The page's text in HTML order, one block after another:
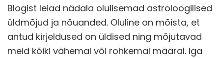
Blogist leiad nädala olulisemad astroloogilised
üldmõjud ja nõuanded. Oluline on mõista, et
antud kirjeldused on üldised ning mõjutavad
meid kõiki vähemal või rohkemal määral. Iga